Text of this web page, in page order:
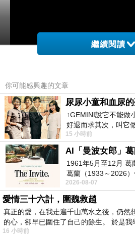
你說..
端午節走了
七夕快到了
中秋快來了
一年又一年……
想還是一樣…想你....
痴還是要吃飯..
繼續閱讀
你可能感興趣的文章
尿尿小童和血尿
↑GEMINI說它不能做
好退而求其次，叫它
年人臉孔」的畫了。
15 小時前
1961年5月至12月 葛
葛蘭（1933～2026
2004）乘郵輪赴倫敦
2026-08-07
愛情三十六計，圍魏救趙
真正的愛，在我走遍千山萬水之後，仍然
的心，卻早已圍住了自己的餘生。 於是
16 小時前